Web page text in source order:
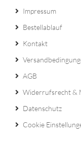
Impressum
Bestellablauf
Kontakt
AGB
Widerrufsrecht &
Datenschutz
Cookie